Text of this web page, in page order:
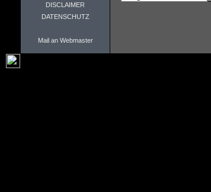
DISCLAIMER
DATENSCHUTZ
Mail an Webmaster